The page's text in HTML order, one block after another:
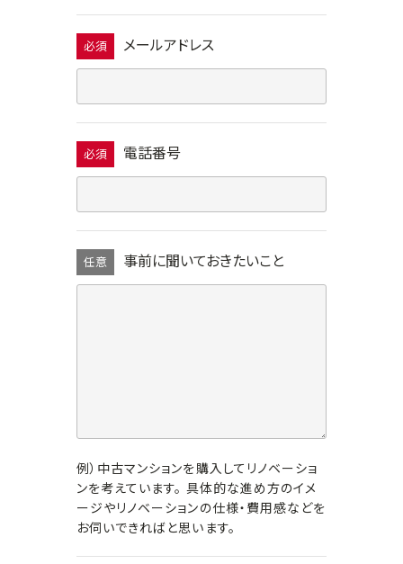
必須 メールアドレス
必須 電話番号
任意 事前に聞いておきたいこと
例）中古マンションを購入してリノベーショ
ンを考えています。 具体的な進め方のイメ
ージやリノベーションの仕様・費用感などを
お伺いできればと思います。